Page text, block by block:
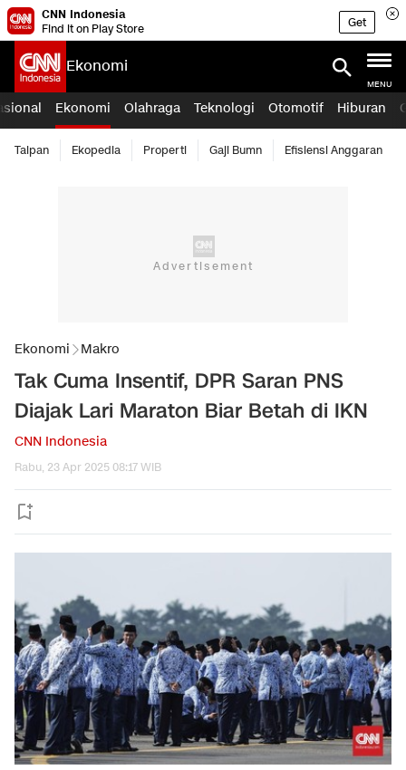
CNN Indonesia
Find it on Play Store
Get
Ekonomi
MENU
Ekonomi Olahraga Teknologi Otomotif Hiburan
Taipan Ekopedia Properti Gaji Bumn Efisiensi Anggaran
Ekonomi Makro
Tak Cuma Insentif, DPR Saran PNS
Diajak Lari Maraton Biar Betah di IKN
CNN Indonesia
Rabu, 23 Apr 2025 08:17 WIB